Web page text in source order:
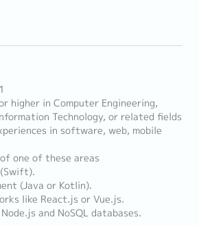
higher in Computer Engineering,
Technology, or related fields
in software, web, mobile
one of these areas
(Java or Kotlin).
like React.js or Vue.js.
and NoSQL databases.